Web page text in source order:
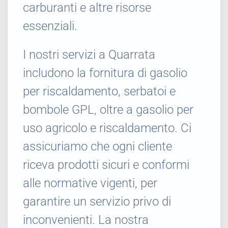
carburanti e altre risorse
essenziali.
I nostri servizi a Quarrata
includono la fornitura di gasolio
per riscaldamento, serbatoi e
bombole GPL, oltre a gasolio per
uso agricolo e riscaldamento. Ci
assicuriamo che ogni cliente
riceva prodotti sicuri e conformi
alle normative vigenti, per
garantire un servizio privo di
inconvenienti. La nostra